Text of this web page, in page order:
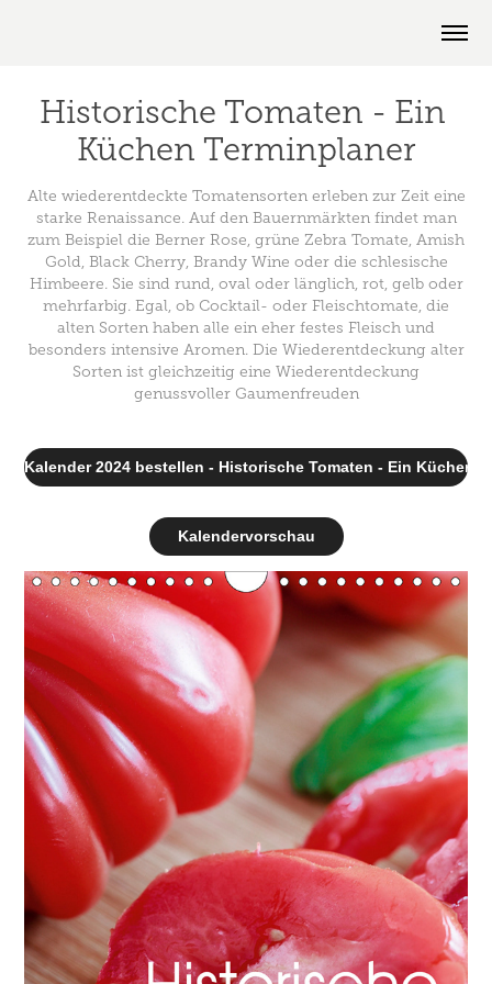
Historische Tomaten - Ein
Küchen Terminplaner
Alte wiederentdeckte Tomatensorten erleben zur Zeit eine
starke Renaissance. Auf den Bauernmärkten findet man
zum Beispiel die Berner Rose, grüne Zebra Tomate, Amish
Gold, Black Cherry, Brandy Wine oder die schlesische
Himbeere. Sie sind rund, oval oder länglich, rot, gelb oder
mehrfarbig. Egal, ob Cocktail- oder Fleischtomate, die
alten Sorten haben alle ein eher festes Fleisch und
besonders intensive Aromen. Die Wiederentdeckung alter
Sorten ist gleichzeitig eine Wiederentdeckung
genussvoller Gaumenfreuden
Kalender 2024 bestellen - Historische Tomaten - Ein Küchen
Kalendervorschau